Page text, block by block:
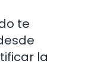
te
la